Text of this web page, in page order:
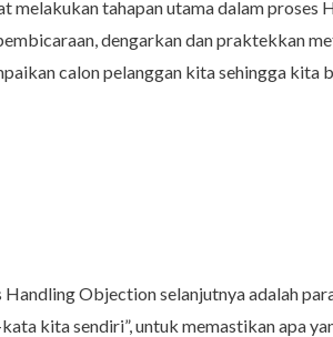
melakukan tahapan utama dalam proses
dengarkan dan praktekkan
calon pelanggan kita sehingga kita
Objection selanjutnya adalah
kita sendiri”, untuk memastikan apa